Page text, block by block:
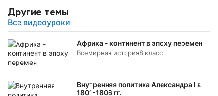
Другие темы
Все видеоуроки
Африка - континент в эпоху перемен
Всемирная история8 класс
Внутренняя политика Александра I в
1801-1806 гг.